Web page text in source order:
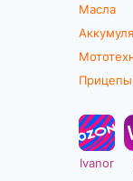
Масла
Прицепы
Ivanor